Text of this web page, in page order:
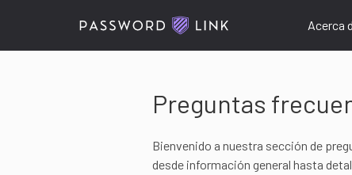
Acerca
Preguntas
Bienvenido a nuestra sección de
desde información general hasta